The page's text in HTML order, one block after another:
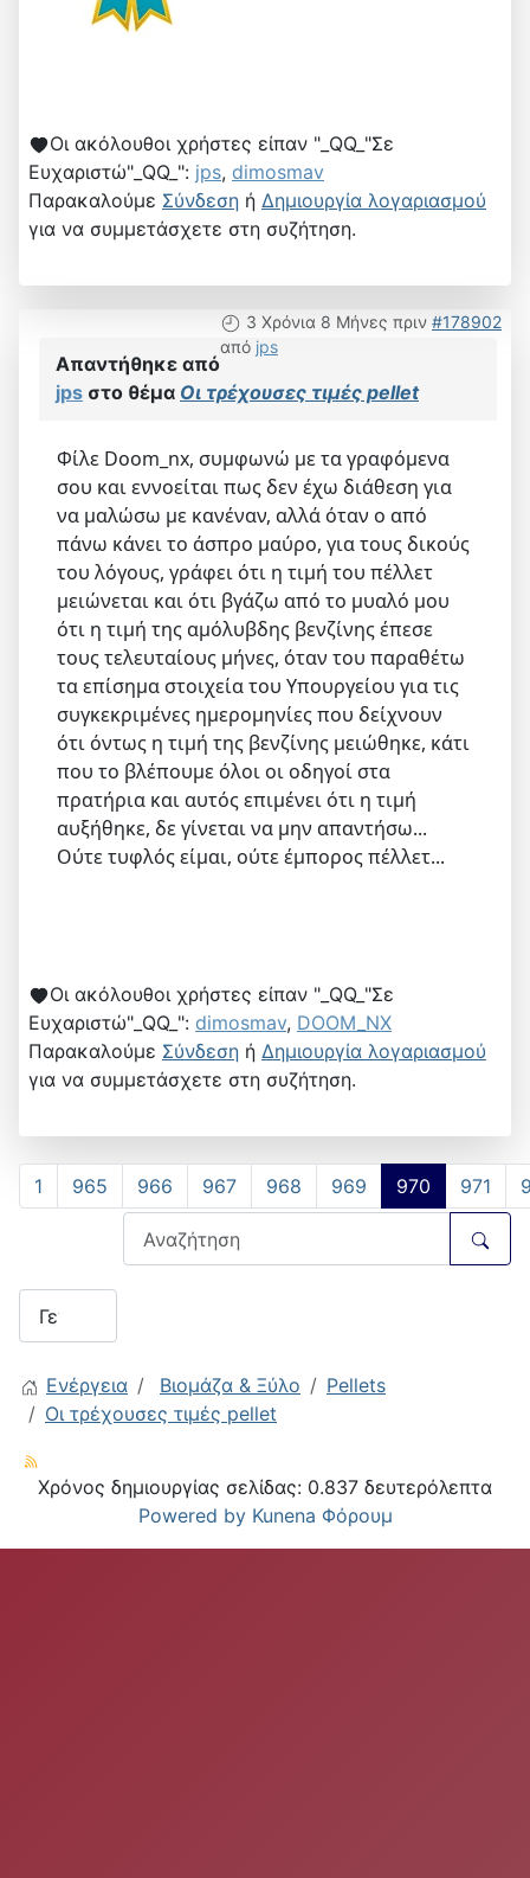
Οι ακόλουθοι χρήστες είπαν "_QQ_"Σε
Ευχαριστώ"_QQ_": jps, dimosmav
Παρακαλούμε Σύνδεση ή Δημιουργία λογαριασμού
για να συμμετάσχετε στη συζήτηση.
3 Χρόνια 8 Μήνες πριν #178902
από jps
Απαντήθηκε από
jps στο θέμα Οι τρέχουσες τιμές pellet
Φίλε Doom_nx, συμφωνώ με τα γραφόμενα
σου και εννοείται πως δεν έχω διάθεση για
να μαλώσω με κανέναν, αλλά όταν ο από
πάνω κάνει το άσπρο μαύρο, για τους δικούς
του λόγους, γράφει ότι η τιμή του πέλλετ
μειώνεται και ότι βγάζω από το μυαλό μου
ότι η τιμή της αμόλυβδης βενζίνης έπεσε
τους τελευταίους μήνες, όταν του παραθέτω
τα επίσημα στοιχεία του Υπουργείου για τις
συγκεκριμένες ημερομηνίες που δείχνουν
ότι όντως η τιμή της βενζίνης μειώθηκε, κάτι
που το βλέπουμε όλοι οι οδηγοί στα
πρατήρια και αυτός επιμένει ότι η τιμή
αυξήθηκε, δε γίνεται να μην απαντήσω...
Ούτε τυφλός είμαι, ούτε έμπορος πέλλετ...
Οι ακόλουθοι χρήστες είπαν "_QQ_"Σε
Ευχαριστώ"_QQ_": dimosmav, DOOM_NX
Παρακαλούμε Σύνδεση ή Δημιουργία λογαριασμού
για να συμμετάσχετε στη συζήτηση.
1 965 966 967 968 969 970 971
Ενέργεια Βιομάζα & Ξύλο
Pellets
Οι τρέχουσες τιμές pellet
Χρόνος δημιουργίας σελίδας: 0.837 δευτερόλεπτα
Powered by Kunena Φόρουμ